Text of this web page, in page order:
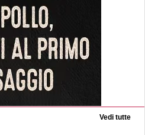
Vedi tutte